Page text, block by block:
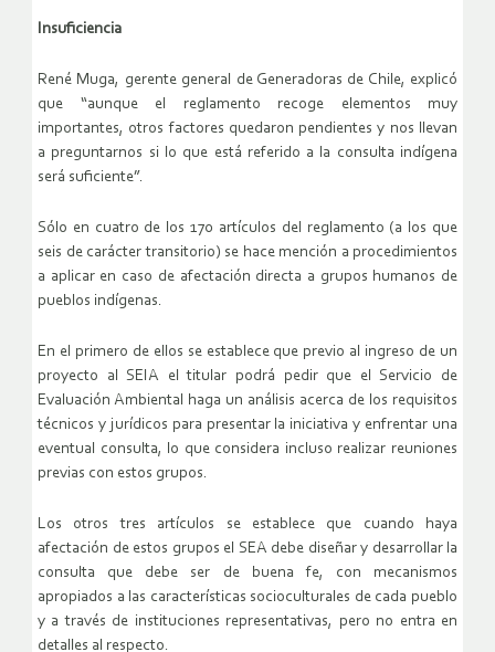
Insuficiencia
René Muga, gerente general de Generadoras de Chile, explicó
que “aunque el reglamento recoge elementos muy
importantes, otros factores quedaron pendientes y nos llevan
a preguntarnos si lo que está referido a la consulta indígena
será suficiente”.
Sólo en cuatro de los 170 artículos del reglamento (a los que
seis de carácter transitorio) se hace mención a procedimientos
a aplicar en caso de afectación directa a grupos humanos de
pueblos indígenas.
En el primero de ellos se establece que previo al ingreso de un
proyecto al SEIA el titular podrá pedir que el Servicio de
Evaluación Ambiental haga un análisis acerca de los requisitos
técnicos y jurídicos para presentar la iniciativa y enfrentar una
eventual consulta, lo que considera incluso realizar reuniones
previas con estos grupos.
Los otros tres artículos se establece que cuando haya
afectación de estos grupos el SEA debe diseñar y desarrollar la
consulta que debe ser de buena fe, con mecanismos
apropiados a las características socioculturales de cada pueblo
y a través de instituciones representativas, pero no entra en
detalles al respecto.